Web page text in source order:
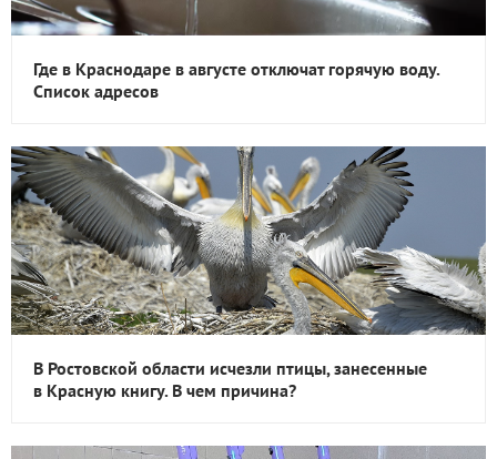
Где в Краснодаре в августе отключат горячую воду.
Список адресов
В Ростовской области исчезли птицы, занесенные
в Красную книгу. В чем причина?